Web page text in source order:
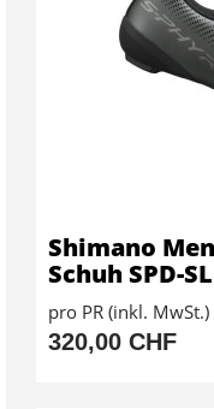
Shimano Men
Schuh SPD-
pro PR (inkl. MwSt.)
320,00 CHF